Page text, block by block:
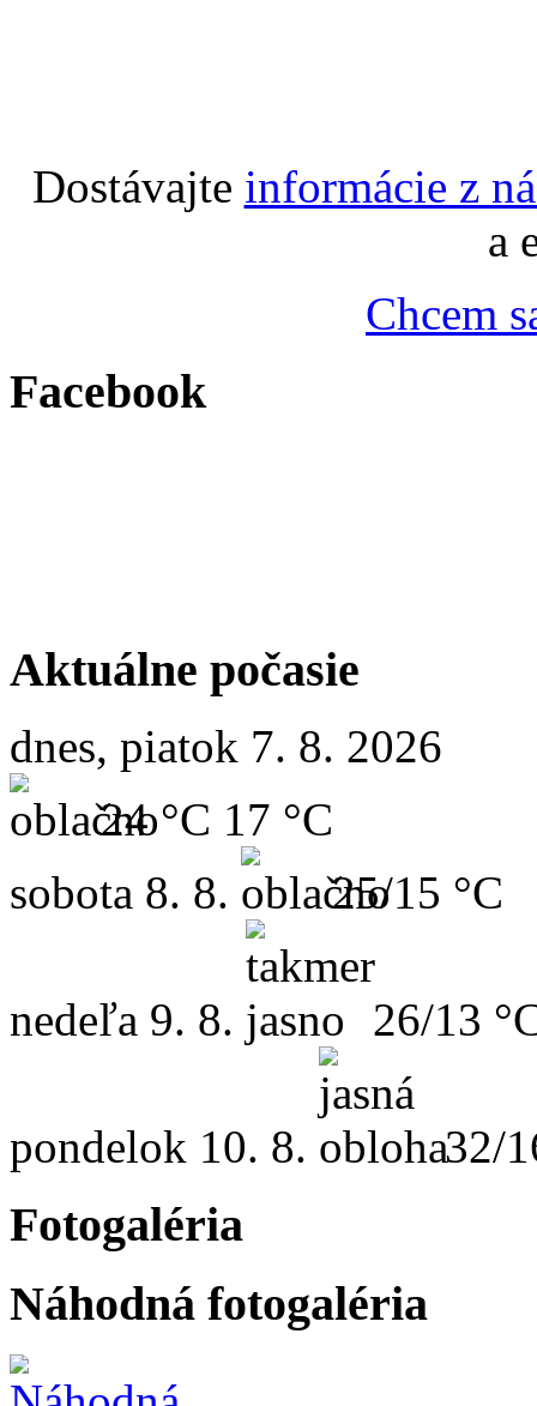
Dostávajte informácie z
a
Chcem
Facebook
Aktuálne počasie
dnes, piatok 7. 8. 2026
24 °C 17 °C
sobota 8. 8. 25/15 °C
nedeľa 9. 8. 26/13
pondelok 10. 8. 32/
Fotogaléria
Náhodná fotogaléria